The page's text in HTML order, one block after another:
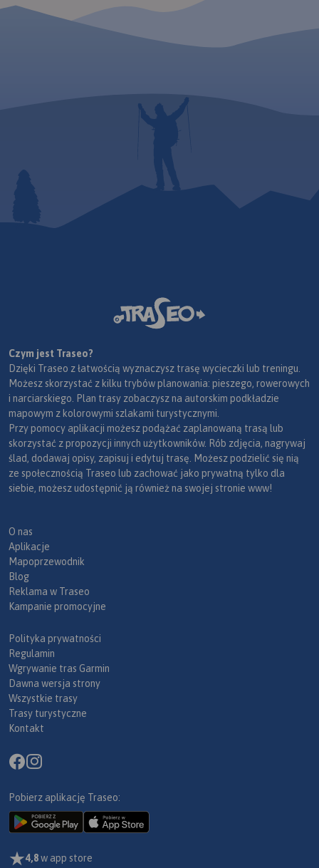
Czym jest Traseo?
Dzięki Traseo z łatwością wyznaczysz trasę wycieczki lub treningu.
Możesz skorzystać z kilku trybów planowania: pieszego, rowerowych
i narciarskiego. Plan trasy zobaczysz na autorskim podkładzie
mapowym z kolorowymi szlakami turystycznymi.
Przy pomocy aplikacji możesz podążać zaplanowaną trasą lub
skorzystać z propozycji innych użytkowników. Rób zdjęcia, nagrywaj
ślad, dodawaj opisy, zapisuj i edytuj trasę. Możesz podzielić się nią
ze społecznością Traseo lub zachować jako prywatną tylko dla
siebie, możesz udostępnić ją również na swojej stronie www!
O nas
Aplikacje
Mapoprzewodnik
Blog
Reklama w Traseo
Kampanie promocyjne
Polityka prywatności
Regulamin
Wgrywanie tras Garmin
Dawna wersja strony
Wszystkie trasy
Trasy turystyczne
Kontakt
Pobierz aplikację Traseo:
4,8w app store